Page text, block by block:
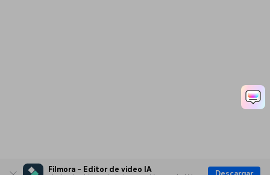
Filmora - Editor de video IA